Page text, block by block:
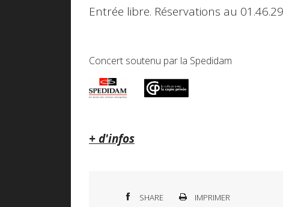
Entrée libre. Réservations au
Concert soutenu par la Spedidam
+ d'infos
SHARE IMPRIMER